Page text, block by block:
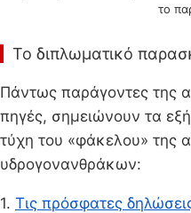
το
Το διπλωματικό
Πάντως παράγοντες της
πηγές, σημειώνουν τα
τύχη του «φάκελου» της
υδρογονανθράκων:
1. Τις πρόσφατες